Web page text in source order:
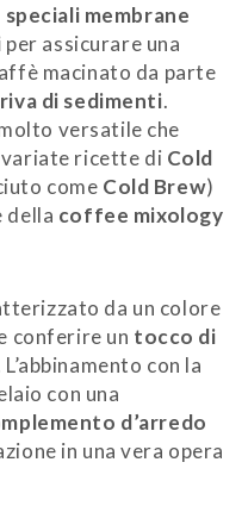
speciali membrane
per assicurare una
macinato da parte
di sedimenti.
versatile che
ricette di Cold
come Cold Brew)
della coffee mixology
da un colore
conferire un tocco di
con la
con una
d’arredo
in una vera opera